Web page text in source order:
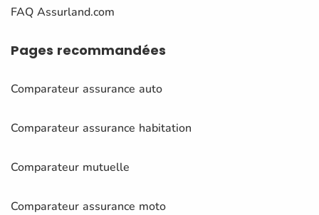
FAQ Assurland.com
Pages recommandées
Comparateur assurance auto
Comparateur assurance habitation
Comparateur mutuelle
Comparateur assurance moto